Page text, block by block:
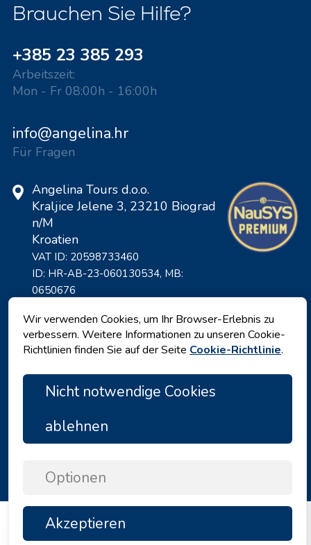
Brauchen Sie Hilfe?
+385 23 385 293
Arbeitszeit:
Mon - Fr 08:00h - 16:00h
info@angelina.hr
Für Fragen
Angelina Tours d.o.o.
Kraljice Jelene 3, 23210 Biograd
n/M
Kroatien
VAT ID: 20598733460
ID: HR-AB-23-060130534, MB:
0650676
Copyright © 2026 by Angelina Tours d.o.o.
Wir verwenden Cookies, um Ihr Browser-Erlebnis zu
verbessern. Weitere Informationen zu unseren Cookie-
Richtlinien finden Sie auf der Seite Cookie-Richtlinie.
Nicht notwendige Cookies
ablehnen
Optionen
Akzeptieren